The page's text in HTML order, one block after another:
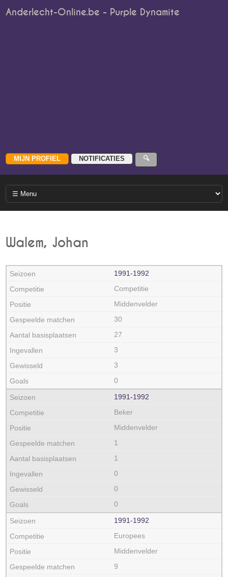
Anderlecht-Online.be - Purple Dynamite
Walem, Johan
1991‑1992
Competitie
Middenvelder
30
27
3
3
0
1991‑1992
Beker
Middenvelder
1
1
0
0
0
1991‑1992
Europees
Middenvelder
9